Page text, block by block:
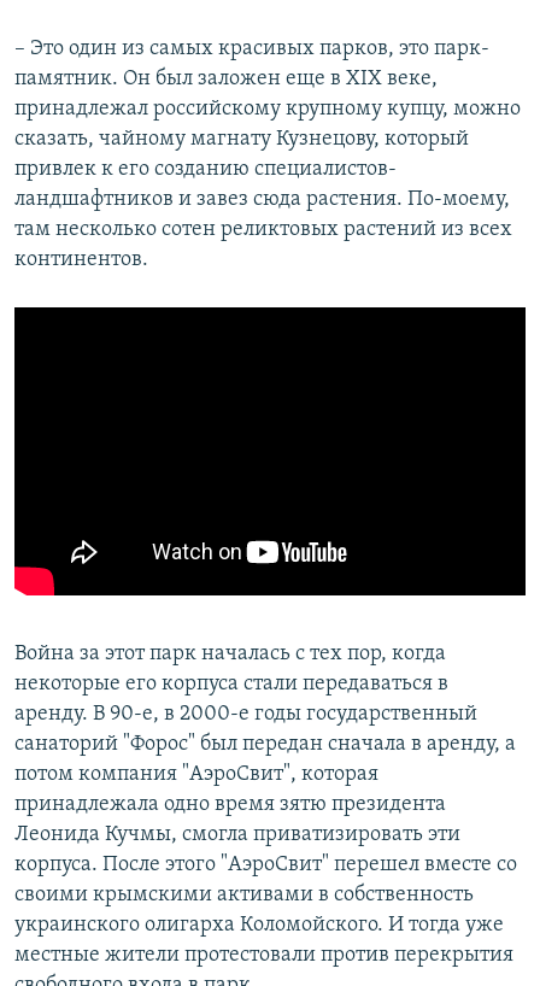
– Это один из самых красивых парков, это парк-
памятник. Он был заложен еще в XIX веке,
принадлежал российскому крупному купцу, можно
сказать, чайному магнату Кузнецову, который
привлек к его созданию специалистов-
ландшафтников и завез сюда растения. По-моему,
там несколько сотен реликтовых растений из всех
континентов.
Война за этот парк началась с тех пор, когда
некоторые его корпуса стали передаваться в
аренду. В 90-е, в 2000-е годы государственный
санаторий "Форос" был передан сначала в аренду, а
потом компания "АэроСвит", которая
принадлежала одно время зятю президента
Леонида Кучмы, смогла приватизировать эти
корпуса. После этого "АэроСвит" перешел вместе со
своими крымскими активами в собственность
украинского олигарха Коломойского. И тогда уже
местные жители протестовали против перекрытия